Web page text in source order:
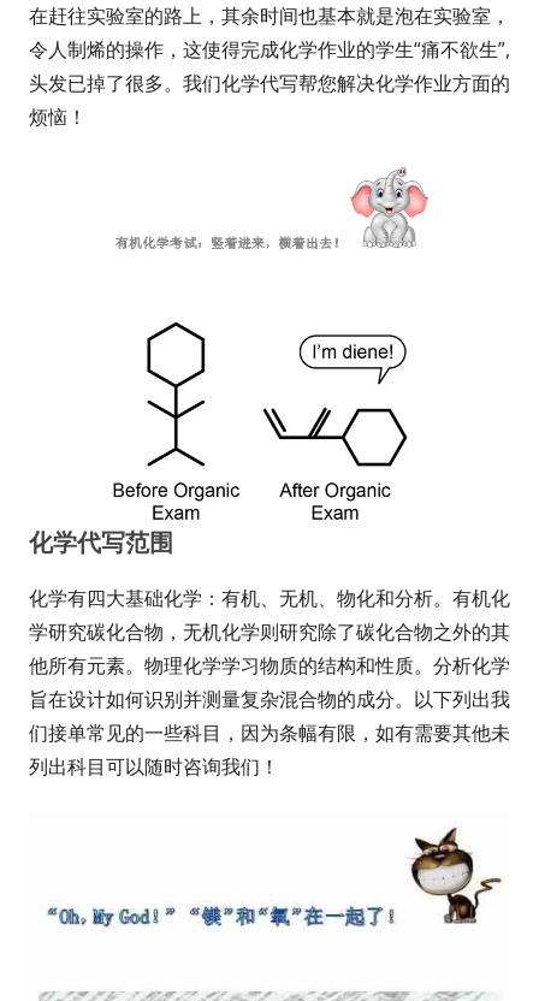
在赶往实验室的路上，其余时间也基本就是泡在实验室，
令人制烯的操作，这使得完成化学作业的学生“痛不欲生”,
头发已掉了很多。我们化学代写帮您解决化学作业方面的
烦恼！
化学代写范围
化学有四大基础化学：有机、无机、物化和分析。有机化
学研究碳化合物，无机化学则研究除了碳化合物之外的其
他所有元素。物理化学学习物质的结构和性质。分析化学
旨在设计如何识别并测量复杂混合物的成分。以下列出我
们接单常见的一些科目，因为条幅有限，如有需要其他未
列出科目可以随时咨询我们！